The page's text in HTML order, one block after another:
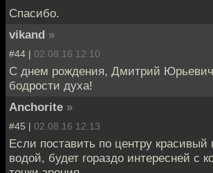
Спасибо.
vikand »
#44 | 02.08.16 12:10
С днем рождения, Дмитрий
бодрости духа!
Anchorite »
#45 | 02.08.16 12:13
Если поставить по центру красивый
водой, будет гораздо интересней с